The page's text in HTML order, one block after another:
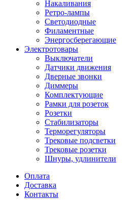
Накаливания
Ретро-лампы
Светодиодные
Филаментные
Энергосберегающие
Электротовары
Выключатели
Датчики движения
Дверные звонки
Диммеры
Комплектующие
Рамки для розеток
Розетки
Стабилизаторы
Терморегуляторы
Трековые подсветки
Трековые розетки
Шнуры, удлинители
Оплата
Доставка
Контакты